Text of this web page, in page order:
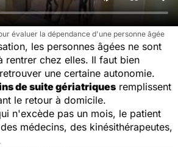
évaluer la dépendance d'une personne âgée
les personnes âgées ne sont
rentrer chez elles. Il faut bien
une certaine autonomie.
de suite gériatriques remplissent
le retour à domicile.
n'excède pas un mois, le patient
médecins, des kinésithérapeutes,